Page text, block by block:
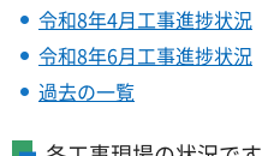
令和8年4月工事進捗状況
令和8年6月工事進捗状況
過去の一覧